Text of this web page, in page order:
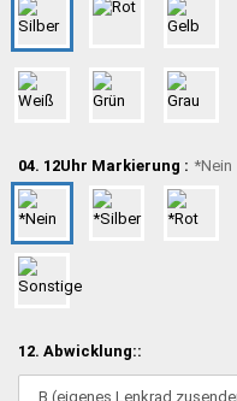
04. 12Uhr Markierung : *Nein
12. Abwicklung::